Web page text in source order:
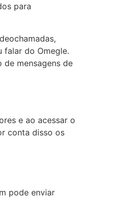
para
falar do Omegle.
mensagens de
e ao acessar o
conta disso os
pode enviar